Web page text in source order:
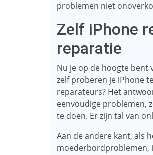
problemen niet
Zelf iPhone
reparatie
Nu je op de hoogte bent
zelf proberen je iPhone
reparateurs? Het
eenvoudige problemen,
te doen. Er zijn tal van
Aan de andere kant, als
moederbordproblemen,